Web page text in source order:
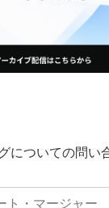
についての問い